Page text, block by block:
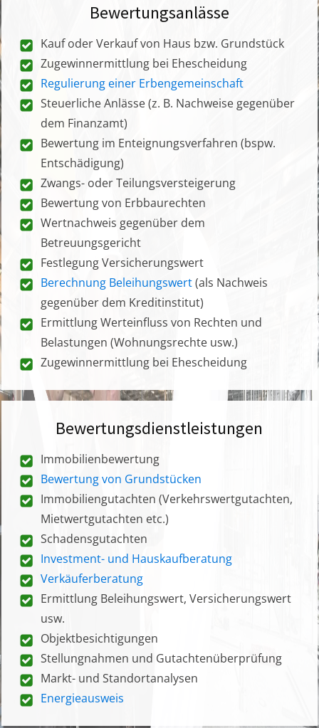
Bewertungsanlässe
Kauf oder Verkauf von Haus bzw. Grundstück
Zugewinnermittlung bei Ehescheidung
Regulierung einer Erbengemeinschaft
Steuerliche Anlässe (z. B. Nachweise gegenüber
dem Finanzamt)
Bewertung im Enteignungsverfahren (bspw.
Entschädigung)
Zwangs- oder Teilungsversteigerung
Bewertung von Erbbaurechten
Wertnachweis gegenüber dem
Betreuungsgericht
Festlegung Versicherungswert
Berechnung Beleihungswert(als Nachweis
gegenüber dem Kreditinstitut)
Ermittlung Werteinfluss von Rechten und
Belastungen (Wohnungsrechte usw.)
Zugewinnermittlung bei Ehescheidung
Bewertungsdienstleistungen
Immobilienbewertung
Bewertung von Grundstücken
Immobiliengutachten (Verkehrswertgutachten,
Mietwertgutachten etc.)
Schadensgutachten
Investment- und Hauskaufberatung
Verkäuferberatung
Ermittlung Beleihungswert, Versicherungswert
usw.
Objektbesichtigungen
Stellungnahmen und Gutachtenüberprüfung
Markt- und Standortanalysen
Energieausweis